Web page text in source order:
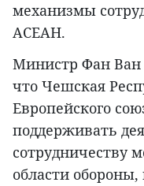
механизмы
АСЕАН.
Министр Фан Ван
что Чешская
Европейского
поддерживать
сотрудничеству
области